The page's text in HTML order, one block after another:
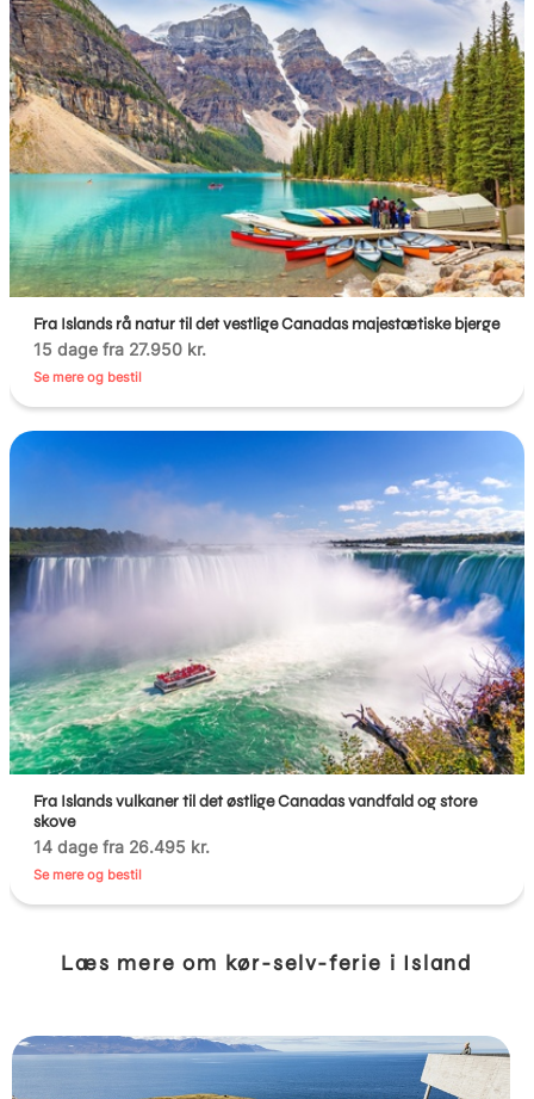
Fra Islands rå natur til det vestlige Canadas majestætiske bjerge
15 dage fra 27.950 kr.
Se mere og bestil
Fra Islands vulkaner til det østlige Canadas vandfald og store
skove
14 dage fra 26.495 kr.
Se mere og bestil
Læs mere om kør-selv-ferie i Island